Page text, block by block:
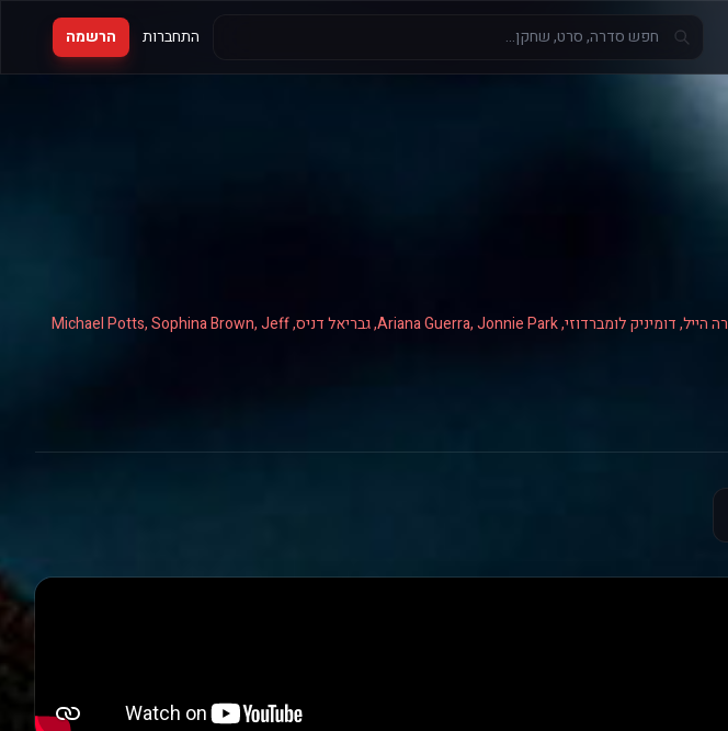
התחברות הרשמה
Matthew Law, Y'lan Noel, קלאופטרה קולמן, טרה הייל, דומיניק לומברדוזי, Ariana Guerra, Jonnie Park, גבריאל דניס, Michael Potts, Sophina Brown, Jeff